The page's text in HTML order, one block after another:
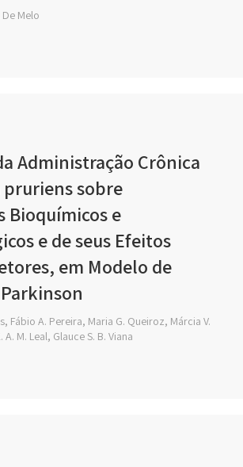
De Melo
Administração Crônica
pruriens sobre
Bioquímicos e
e de seus Efeitos
em Modelo de
Fábio A. Pereira, Maria G. Queiroz, Márcia V.
M. Leal, Glauce S. B. Viana